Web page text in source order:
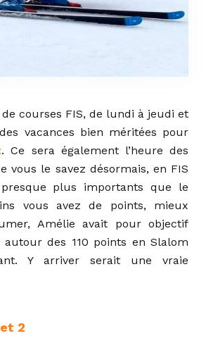
courses FIS, de lundi à jeudi et
vacances bien méritées pour
. Ce sera également l’heure des
vous le savez désormais, en FIS
plus importants que le
vous avez de points, mieux
Amélie avait pour objectif
autour des 110 points en Slalom
Y arriver serait une vraie
2